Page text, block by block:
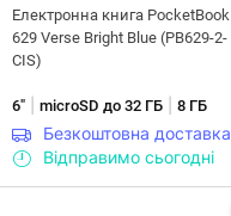
Електронна книга PocketBook
629 Verse Bright Blue (PB629-2-
CIS)
6" microSD до 32 ГБ 8 ГБ
Безкоштовна доставка
Відправимо сьогодні